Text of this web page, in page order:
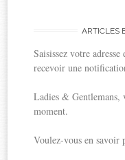
ARTICLES
Saisissez votre
recevoir une
Ladies & Gentlemans,
moment.
Voulez-vous en savoir